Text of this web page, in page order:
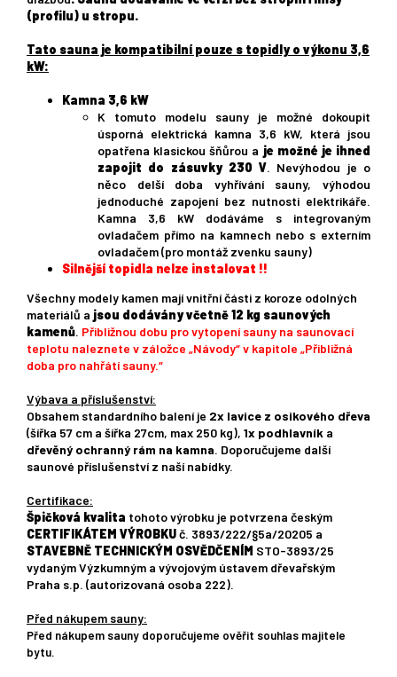
(profilu) u stropu.
Tato sauna je kompatibilní pouze s topidly o výkonu 3,6
kW:
Kamna 3,6 kW
K tomuto modelu sauny je možné dokoupit
úsporná elektrická kamna 3,6 kW, která jsou
opatřena klasickou šňůrou a je možné je ihned
zapojit do zásuvky 230 V. Nevýhodou je o
něco delší doba vyhřívání sauny, výhodou
jednoduché zapojení bez nutnosti elektrikáře.
Kamna 3,6 kW dodáváme s integrovaným
ovladačem přímo na kamnech nebo s externím
ovladačem (pro montáž zvenku sauny)
Silnější topidla nelze instalovat !!
Všechny modely kamen mají vnitřní části z koroze odolných
materiálů a jsou dodávány včetně 12 kg saunových
kamenů. Přibližnou dobu pro vytopení sauny na saunovací
teplotu naleznete v záložce „Návody“ v kapitole „Přibližná
doba pro nahřátí sauny.“
Výbava a příslušenství:
Obsahem standardního balení je 2x lavice z osikového dřeva
(šířka 57 cm a šířka 27cm, max 250 kg), 1x podhlavník a
dřevěný ochranný rám na kamna. Doporučujeme další
saunové příslušenství z naší nabídky.
Certifikace:
Špičková kvalita tohoto výrobku je potvrzena českým
CERTIFIKÁTEM VÝROBKUč. 3893/222/§5a/20205 a
STAVEBNĚ TECHNICKÝM OSVĚDČENÍM STO-3893/25
vydaným Výzkumným a vývojovým ústavem dřevařským
Praha s.p. (autorizovaná osoba 222).
Před nákupem sauny:
Před nákupem sauny doporučujeme ověřit souhlas majitele
bytu.